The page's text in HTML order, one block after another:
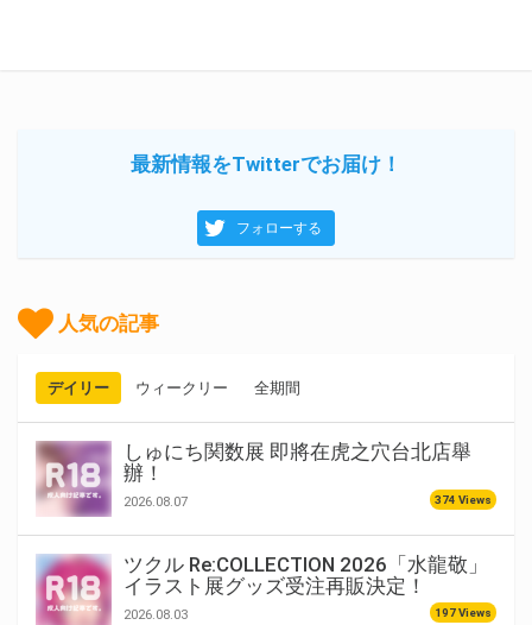
最新情報をTwitterでお届け！
フォローする
人気の記事
デイリー ウィークリー 全期間
しゅにち関数展 即將在虎之穴台北店舉
辦！
2026.08.07 374 Views
ツクル Re:COLLECTION 2026「水龍敬」
イラスト展グッズ受注再販決定！
2026.08.03 197 Views